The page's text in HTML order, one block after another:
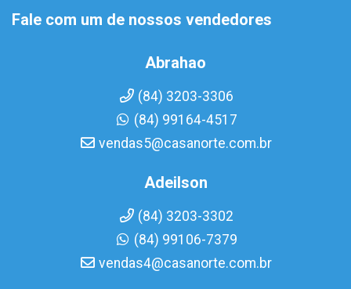
Fale com um de nossos vendedores
Abrahao
(84) 3203-3306
(84) 99164-4517
vendas5@casanorte.com.br
Adeilson
(84) 3203-3302
(84) 99106-7379
vendas4@casanorte.com.br